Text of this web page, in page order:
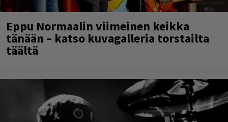
Eppu Normaalin viimeinen keikka
tänään – katso kuvagalleria torstailta
täältä